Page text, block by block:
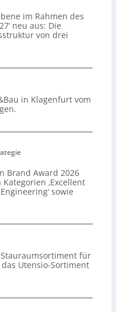
im Rahmen des
neu aus: Die
von drei
in Klagenfurt vom
Brand Award 2026
‚Excellent
sowie
für
Utensio-Sortiment